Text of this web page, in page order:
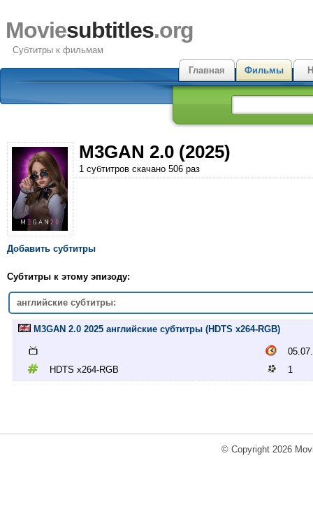
Moviesubtitles.org
Субтитры к фильмам
Главная
Фильмы
M3GAN 2.0 (2025)
1 субтитров скачано 506 раз
Добавить субтитры
Субтитры к этому эпизоду:
английские субтитры:
M3GAN 2.0 2025 английские субтитры (HDTS x264-RGB)
HDTS x264-RGB
1
© Copyright 2026